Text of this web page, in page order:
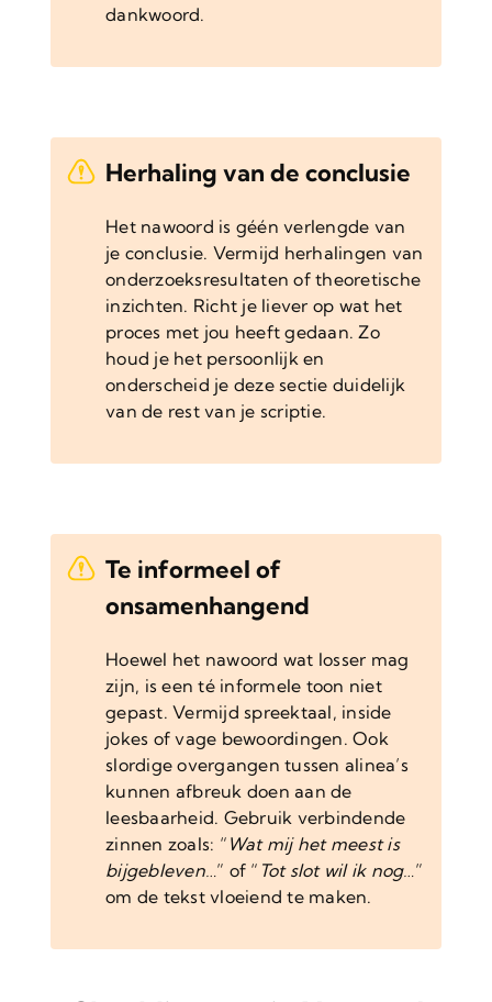
dankwoord.
Herhaling van de conclusie
Het nawoord is géén verlengde van
je conclusie. Vermijd herhalingen van
onderzoeksresultaten of theoretische
inzichten. Richt je liever op wat het
proces met jou heeft gedaan. Zo
houd je het persoonlijk en
onderscheid je deze sectie duidelijk
van de rest van je scriptie.
Te informeel of
onsamenhangend
Hoewel het nawoord wat losser mag
zijn, is een té informele toon niet
gepast. Vermijd spreektaal, inside
jokes of vage bewoordingen. Ook
slordige overgangen tussen alinea’s
kunnen afbreuk doen aan de
leesbaarheid. Gebruik verbindende
zinnen zoals: “ Wat mij het meest is
bijgebleven… ” of “ Tot slot wil ik nog… ”
om de tekst vloeiend te maken.